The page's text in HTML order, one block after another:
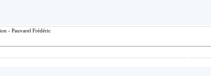
- Pauvarel Frédéric